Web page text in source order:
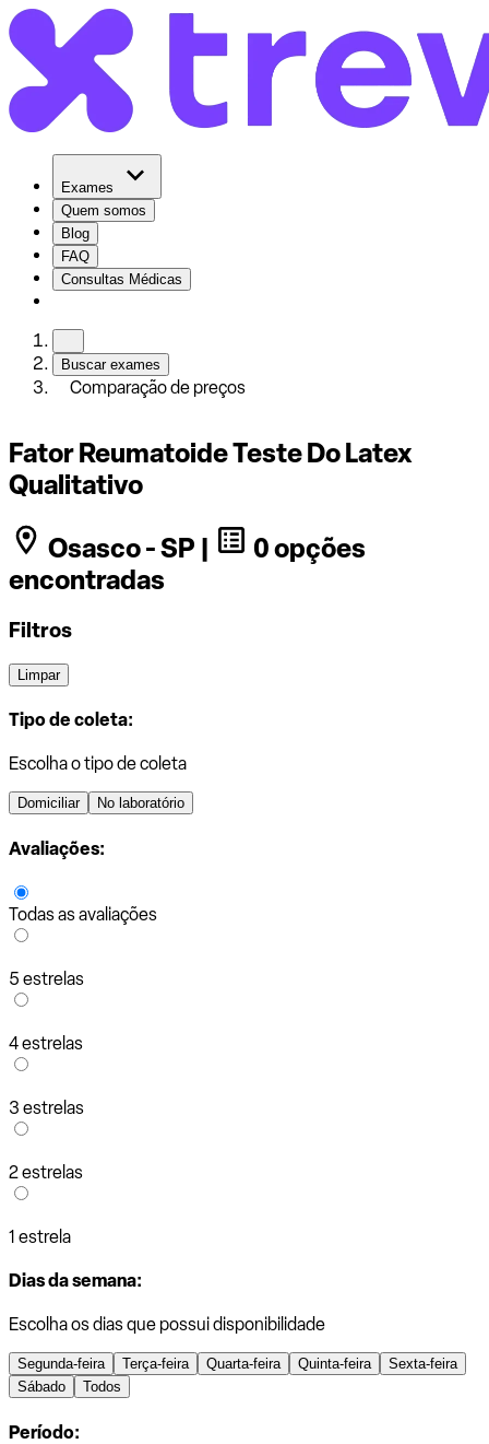
Exames
Quem somos
Blog
FAQ
Consultas Médicas
Buscar exames
Comparação de preços
Fator Reumatoide Teste Do Latex
Qualitativo
Osasco - SP |
0 opções
encontradas
Filtros
Limpar
Tipo de coleta:
Escolha o tipo de coleta
Domiciliar No laboratório
Avaliações:
Todas as avaliações
5 estrelas
4 estrelas
3 estrelas
2 estrelas
1 estrela
Dias da semana:
Escolha os dias que possui disponibilidade
Segunda-feira Terça-feira Quarta-feira Quinta-feira
Sexta-feira
Sábado
Todos
Período: